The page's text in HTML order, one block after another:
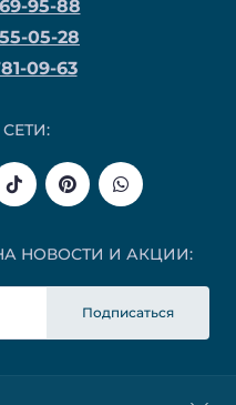
95-88
05-28
09-63
НОВОСТИ И АКЦИИ:
Подписаться